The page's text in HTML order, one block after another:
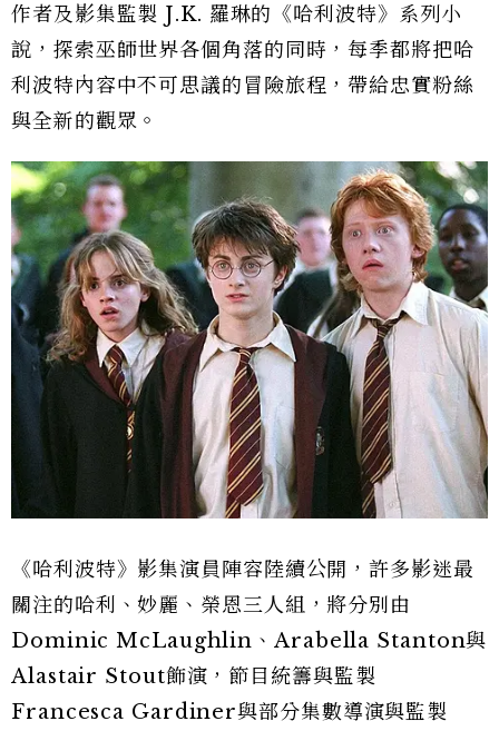
作者及影集監製 J.K. 羅琳的《哈利波特》系列小
說，探索巫師世界各個角落的同時，每季都將把哈
利波特內容中不可思議的冒險旅程，帶給忠實粉絲
與全新的觀眾。
《哈利波特》影集演員陣容陸續公開，許多影迷最
關注的哈利、妙麗、榮恩三人組，將分別由
Dominic McLaughlin、Arabella Stanton與
Alastair Stout飾演，節目統籌與監製
Francesca Gardiner與部分集數導演與監製